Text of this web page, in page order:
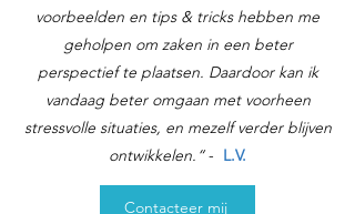
voorbeelden en tips & tricks hebben me
geholpen om zaken in een beter
perspectief te plaatsen. Daardoor kan ik
vandaag beter omgaan met voorheen
stressvolle situaties, en mezelf verder blijven
ontwikkelen.“- L.V.
Contacteer mij